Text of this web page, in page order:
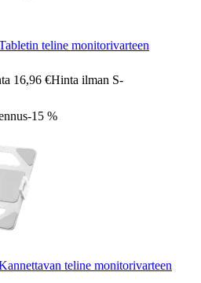
teline monitorivarteen
16,96 €Hinta ilman S-
-15 %
teline monitorivarteen